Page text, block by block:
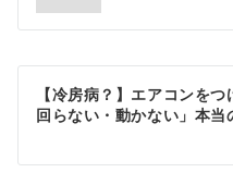
ナ
ビ
ー
シ
【冷房病？】エアコンを
回らない・動かない」本当